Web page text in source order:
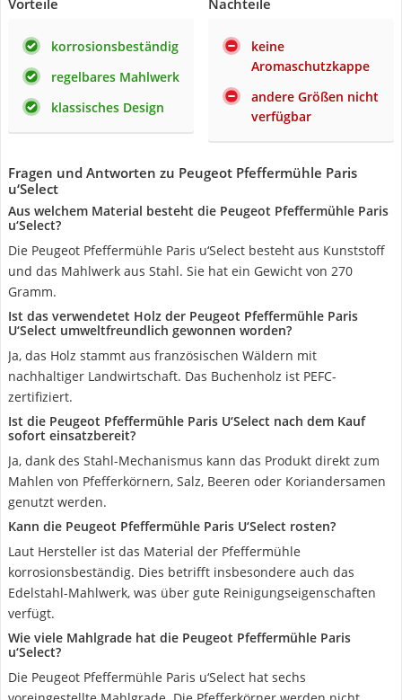
Vorteile
korrosionsbeständig
regelbares Mahlwerk
klassisches Design
Nachteile
keine
Aromaschutzkappe
andere Größen nicht
verfügbar
Fragen und Antworten zu Peugeot Pfeffermühle Paris
u‘Select
Aus welchem Material besteht die Peugeot Pfeffermühle Paris
u‘Select?
Die Peugeot Pfeffermühle Paris u‘Select besteht aus Kunststoff
und das Mahlwerk aus Stahl. Sie hat ein Gewicht von 270
Gramm.
Ist das verwendetet Holz der Peugeot Pfeffermühle Paris
U‘Select umweltfreundlich gewonnen worden?
Ja, das Holz stammt aus französischen Wäldern mit
nachhaltiger Landwirtschaft. Das Buchenholz ist PEFC-
zertifiziert.
Ist die Peugeot Pfeffermühle Paris U‘Select nach dem Kauf
sofort einsatzbereit?
Ja, dank des Stahl-Mechanismus kann das Produkt direkt zum
Mahlen von Pfefferkörnern, Salz, Beeren oder Koriandersamen
genutzt werden.
Kann die Peugeot Pfeffermühle Paris U‘Select rosten?
Laut Hersteller ist das Material der Pfeffermühle
korrosionsbeständig. Dies betrifft insbesondere auch das
Edelstahl-Mahlwerk, was über gute Reinigungseigenschaften
verfügt.
Wie viele Mahlgrade hat die Peugeot Pfeffermühle Paris
u‘Select?
Die Peugeot Pfeffermühle Paris u‘Select hat sechs